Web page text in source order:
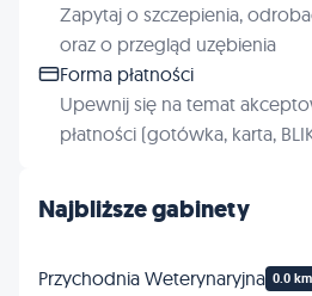
Najbliższe gabinety
Przychodnia Weterynaryjna 0.0 km
Zapytaj o szczepienia,
oraz o przegląd uzębienia
Forma płatności
Upewnij się na temat
płatności (gotówka, karta,